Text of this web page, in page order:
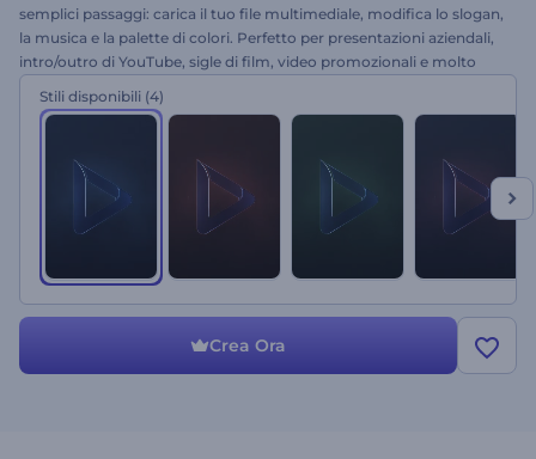
semplici passaggi: carica il tuo file multimediale, modifica lo slogan,
la musica e la palette di colori. Perfetto per presentazioni aziendali,
intro/outro di YouTube, sigle di film, video promozionali e molto
tagliato al laser!
Stili disponibili (4)
Crea Ora